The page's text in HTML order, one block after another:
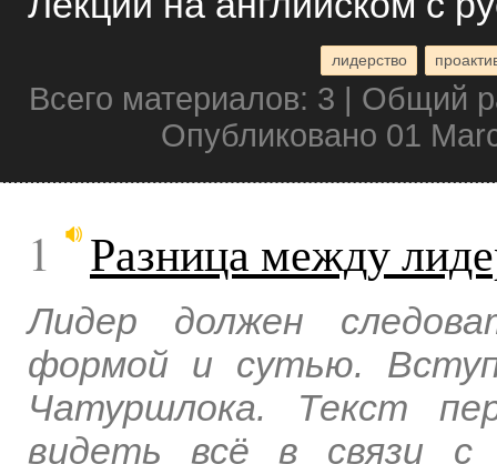
лидерство
Всего материалов: 3 | Общий
Опубликовано 01
1 Разница между
Лидер должен
формой и сутью.
Чатуршлока. Текст
видеть всё в связи с